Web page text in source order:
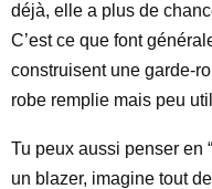
déjà, elle a plus de
C’est ce que font
construisent une garde-
robe remplie mais peu
Tu peux aussi penser en
un blazer, imagine tout